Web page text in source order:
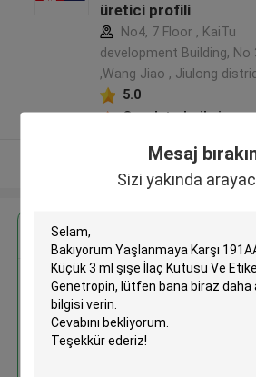
Mesaj
Sizi yakında
üretici profili
No4, 7 Floor , KaiTu
development Building, No
,Wang Jiao , Jiulong
5.0
Onaylı tedarikçi
Daha fazla
Yaşlanmaya
Kutusu Ve